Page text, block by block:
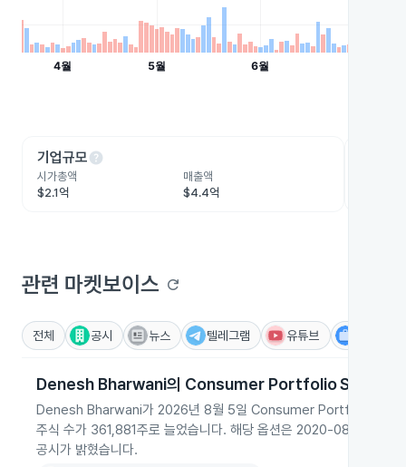
기업규모help
시가총액
$2.1억
매출액
$4.4억
관련 마켓보이스 refresh
전체 공시 뉴스 텔레그램 유튜브
Denesh Bharwani의 Consumer Portfolio Services
Denesh Bharwani가 2026년 8월 5일 Consumer Portfolio
주식 수가 361,881주로 늘었습니다. 해당 옵션은 2020-08-08부터
공시가 밝혔습니다.